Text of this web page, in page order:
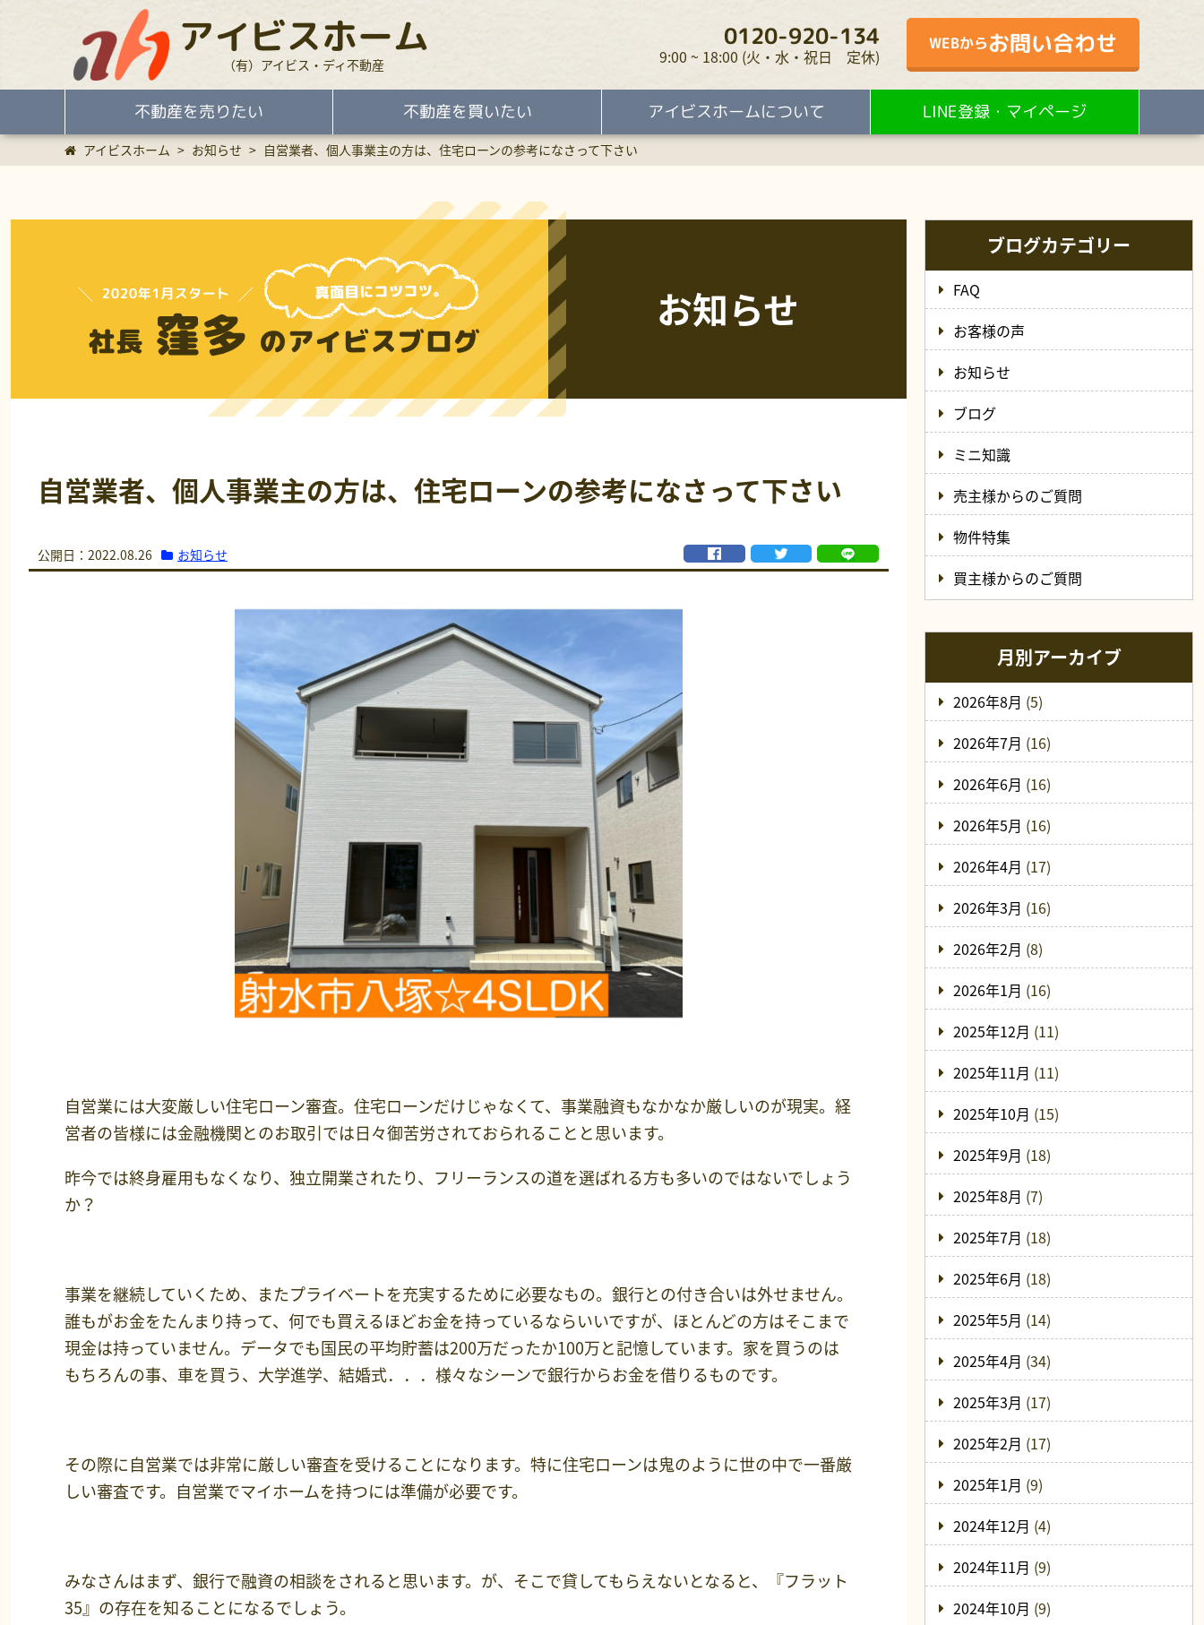
アイビスホーム
（有）アイビス・ディ不動産
0120-920-134
9:00 ~ 18:00 (火・水・祝日 定休)
WEBからお問い合わせ
不動産を売りたい 不動産を買いたい アイビスホームについて LINE登録・マイページ
アイビスホーム > お知らせ > 自営業者、個人事業主の方は、住宅ローンの参考になさって下さい
お知らせ
自営業者、個人事業主の方は、住宅ローンの参考になさって下さい
公開日：2022.08.26 お知らせ
自営業には大変厳しい住宅ローン審査。住宅ローンだけじゃなくて、事業融資もなかなか厳しいのが現実。経
営者の皆様には金融機関とのお取引では日々御苦労されておられることと思います。
昨今では終身雇用もなくなり、独立開業されたり、フリーランスの道を選ばれる方も多いのではないでしょう
か？
事業を継続していくため、またプライベートを充実するために必要なもの。銀行との付き合いは外せません。
誰もがお金をたんまり持って、何でも買えるほどお金を持っているならいいですが、ほとんどの方はそこまで
現金は持っていません。データでも国民の平均貯蓄は200万だったか100万と記憶しています。家を買うのは
もちろんの事、車を買う、大学進学、結婚式．．．様々なシーンで銀行からお金を借りるものです。
その際に自営業では非常に厳しい審査を受けることになります。特に住宅ローンは鬼のように世の中で一番厳
しい審査です。自営業でマイホームを持つには準備が必要です。
みなさんはまず、銀行で融資の相談をされると思います。が、そこで貸してもらえないとなると、『フラット
35』の存在を知ることになるでしょう。
ブログカテゴリー
FAQ
お客様の声
お知らせ
ブログ
ミニ知識
売主様からのご質問
物件特集
買主様からのご質問
月別アーカイブ
2026年8月 (5)
2026年7月 (16)
2026年6月 (16)
2026年5月 (16)
2026年4月 (17)
2026年3月 (16)
2026年2月 (8)
2026年1月 (16)
2025年12月 (11)
2025年11月 (11)
2025年10月 (15)
2025年9月 (18)
2025年8月 (7)
2025年7月 (18)
2025年6月 (18)
2025年5月 (14)
2025年4月 (34)
2025年3月 (17)
2025年2月 (17)
2025年1月 (9)
2024年12月 (4)
2024年11月 (9)
2024年10月 (9)